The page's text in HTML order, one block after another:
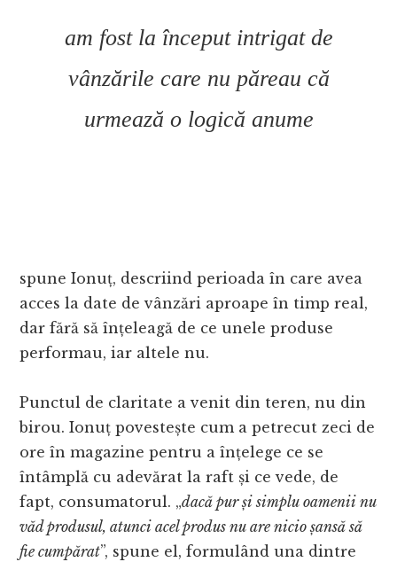
am fost la început intrigat de
vânzările care nu păreau că
urmează o logică anume
spune Ionuț, descriind perioada în care avea
acces la date de vânzări aproape în timp real,
dar fără să înțeleagă de ce unele produse
performau, iar altele nu.
Punctul de claritate a venit din teren, nu din
birou. Ionuț povestește cum a petrecut zeci de
ore în magazine pentru a înțelege ce se
întâmplă cu adevărat la raft și ce vede, de
fapt, consumatorul. „dacă pur și simplu oamenii nu
văd produsul, atunci acel produs nu are nicio șansă să
fie cumpărat”, spune el, formulând una dintre